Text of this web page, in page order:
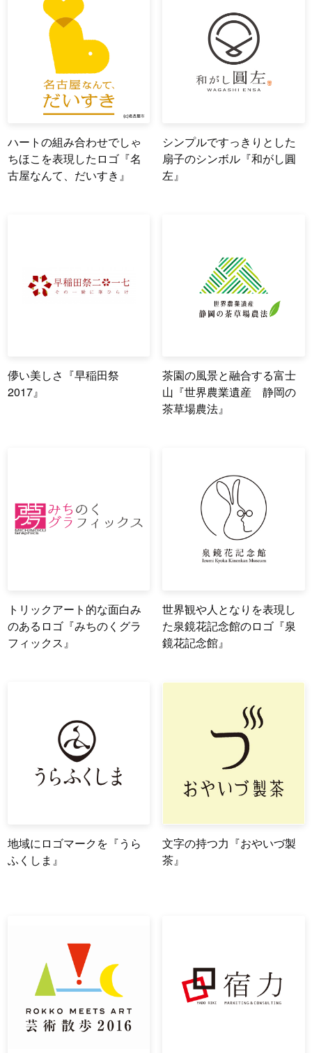
ハートの組み合わせでしゃ
ちほこを表現したロゴ『名
古屋なんて、だいすき』
シンプルですっきりとした
扇子のシンボル『和がし圓
左』
儚い美しさ『早稲田祭
2017』
茶園の風景と融合する富士
山『世界農業遺産 静岡の
茶草場農法』
トリックアート的な面白み
のあるロゴ『みちのくグラ
フィックス』
世界観や人となりを表現し
た泉鏡花記念館のロゴ『泉
鏡花記念館』
地域にロゴマークを『うら
ふくしま』
文字の持つ力『おやいづ製
茶』